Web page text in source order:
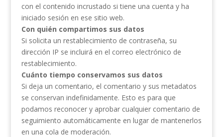
con el contenido incrustado si tiene una cuenta y ha
iniciado sesión en ese sitio web.
Con quién compartimos sus datos
Si solicita un restablecimiento de contraseña, su
dirección IP se incluirá en el correo electrónico de
restablecimiento.
Cuánto tiempo conservamos sus datos
Si deja un comentario, el comentario y sus metadatos
se conservan indefinidamente. Esto es para que
podamos reconocer y aprobar cualquier comentario de
seguimiento automáticamente en lugar de mantenerlos
en una cola de moderación.